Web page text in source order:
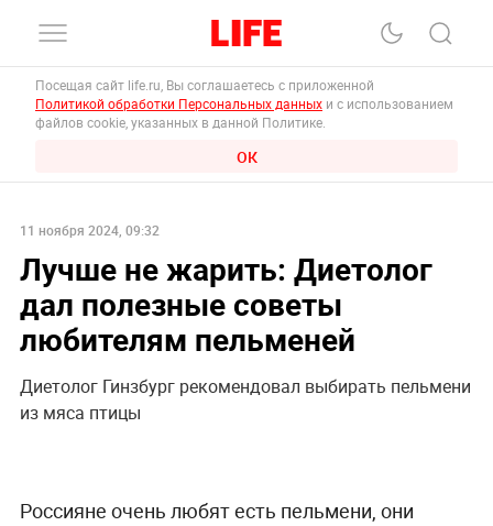
Посещая сайт life.ru, Вы соглашаетесь с приложенной
Политикой обработки Персональных данных и с использованием
файлов cookie, указанных в данной Политике.
ОК
11 ноября 2024, 09:32
Лучше не жарить: Диетолог
дал полезные советы
любителям пельменей
Диетолог Гинзбург рекомендовал выбирать пельмени
из мяса птицы
Россияне очень любят есть пельмени, они